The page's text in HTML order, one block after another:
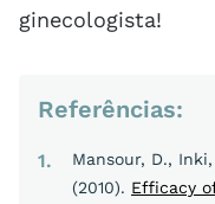
ginecologista!
Referências:
1
Mansour, D.,
(2010). Efficacy